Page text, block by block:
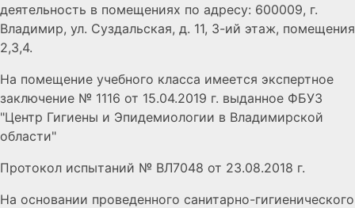
деятельность в помещениях по адресу: 600009, г.
Владимир, ул. Суздальская, д. 11, 3-ий этаж, помещения
2,3,4.
На помещение учебного класса имеется экспертное
заключение № 1116 от 15.04.2019 г. выданное ФБУЗ
"Центр Гигиены и Эпидемиологии в Владимирской
области"
Протокол испытаний № ВЛ7048 от 23.08.2018 г.
На основании проведенного санитарно-гигиенического